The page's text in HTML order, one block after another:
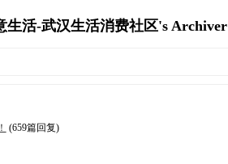
生活-武汉生活消费社区's Archiver
(659篇回复)